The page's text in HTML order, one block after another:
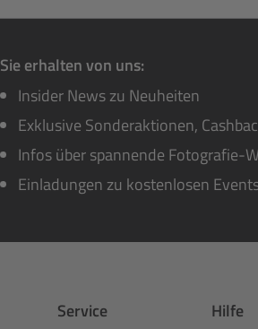
Sie erhalten von uns:
Insider News zu Neuheiten
Exklusive Sonderaktionen,
Infos über spannende Fotografie-
Einladungen zu kostenlosen
Service
Hilfe